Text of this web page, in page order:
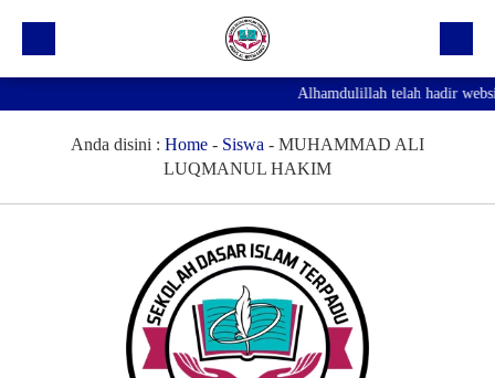
Profil Sekolah
Kegiatan Ekskul
Pengumuman
Alhamdulillah telah hadir
Anda disini : Home - Siswa - MUHAMMAD ALI
LUQMANUL HAKIM